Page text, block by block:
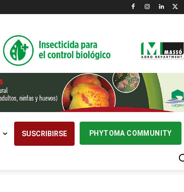
SUSCRIBIRSE PHYTOMA COMMUNITY